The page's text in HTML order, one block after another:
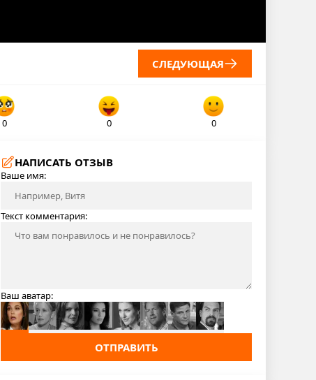
СЛЕДУЮЩАЯ
0 0 0
НАПИСАТЬ ОТЗЫВ
Ваше имя:
Текст комментария:
Ваш аватар:
ОТПРАВИТЬ